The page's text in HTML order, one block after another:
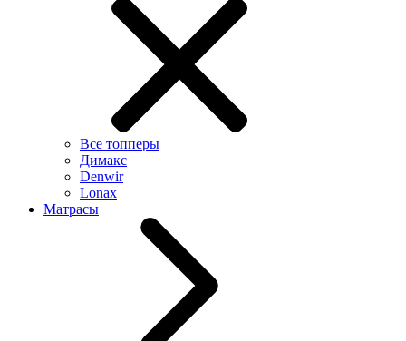
Все топперы
Димакс
Denwir
Lonax
Матрасы